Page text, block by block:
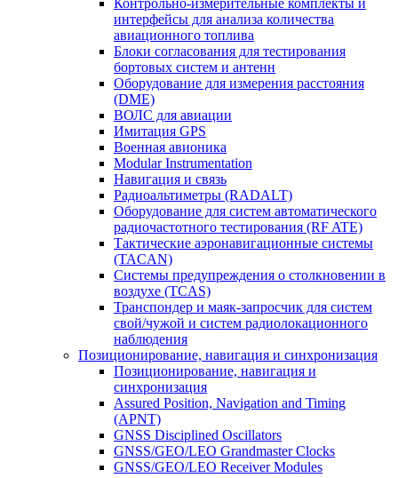
Контрольно-измерительные комплекты и
интерфейсы для анализа количества
авиационного топлива
Блоки согласования для тестирования
бортовых систем и антенн
Оборудование для измерения расстояния
(DME)
ВОЛС для авиации
Имитация GPS
Военная авионика
Modular Instrumentation
Навигация и связь
Радиоальтиметры (RADALT)
Оборудование для систем автоматического
радиочастотного тестирования (RF ATE)
Тактические аэронавигационные системы
(TACAN)
Системы предупреждения о столкновении в
воздухе (TCAS)
Транспондер и маяк-запросчик для систем
свой/чужой и систем радиолокационного
наблюдения
Позиционирование, навигация и синхронизация
Позиционирование, навигация и
синхронизация
Assured Position, Navigation and Timing
(APNT)
GNSS Disciplined Oscillators
GNSS/GEO/LEO Grandmaster Clocks
GNSS/GEO/LEO Receiver Modules